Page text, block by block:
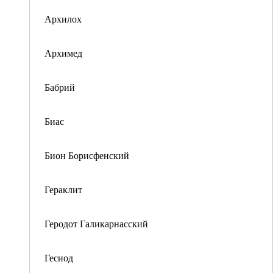
Архилох
Архимед
Бабрий
Биас
Бион Борисфенский
Гераклит
Геродот Галикарнасский
Гесиод